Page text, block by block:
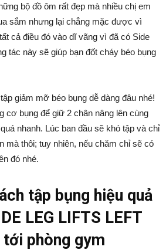
bộ đồ ôm rất đẹp mà nhiều chị em
sắm nhưng lại chẳng mặc được vì
cả điều đó vào dĩ vãng vì đã có Side
tác này sẽ giúp bạn đốt cháy béo bụng
giảm mỡ béo bụng dễ dàng đâu nhé!
cơ bụng để giữ 2 chân nâng lên cùng
nhanh. Lúc ban đầu sẽ khó tập và chỉ
mà thôi; tuy nhiên, nếu chăm chỉ sẽ có
đó nhé.
tập bụng hiệu quả
LEG LIFTS LEFT
phòng gym